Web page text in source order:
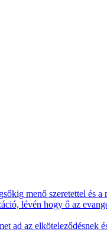
menő szeretettel és
lévén hogy ő az
ad az elköteleződésnek